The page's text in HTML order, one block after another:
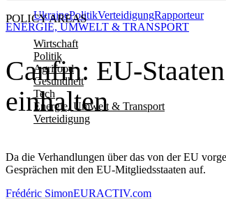
POLICY AREAS
Wirtschaft
Politik
Agrifood
Gesundheit
Tech
Energie, Umwelt & Transport
Verteidigung
UkrainePolitikVerteidigungRapporteur
Canfin: EU-
einhalten
Da die Verhandlungen über das von der EU
Gesprächen mit den EU-Mitgliedsstaaten auf.
ENERGIE, UMWELT & TRANSPORT
Frédéric SimonEURACTIV.com